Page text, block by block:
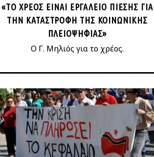
«ΤΟ ΧΡΈΟΣ ΕΊΝΑΙ ΕΡΓΑΛΕΊΟ ΠΊΕΣΗΣ ΓΙΑ
ΤΗΝ ΚΑΤΑΣΤΡΟΦΉ ΤΗΣ ΚΟΙΝΩΝΙΚΉΣ
ΠΛΕΙΟΨΗΦΊΑΣ»
Ο Γ. Μηλιός για τo χρέος.